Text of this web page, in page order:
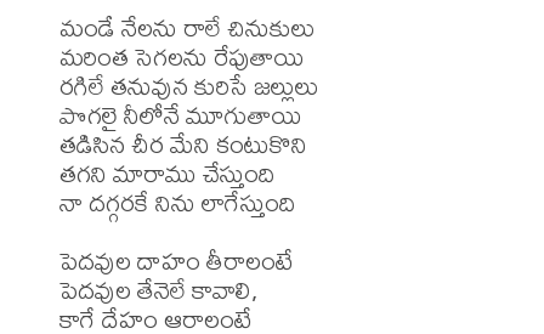
మండే నేలను రాలే చినుకులు
మరింత సెగలను రేపుతాయి
రగిలే తనువున కురిసే జల్లులు
పొగలై నీలోనే మూగుతాయి
తడిసిన చీర మేని కంటుకొని
తగని మారాము చేస్తుంది
నా దగ్గరకే నిను లాగేస్తుంది
పెదవుల దాహం తీరాలంటే
పెదవుల తేనెలే కావాలి,
కాగే దేహం ఆరాలంటే